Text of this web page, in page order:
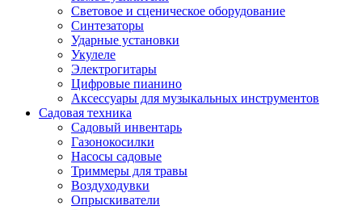
Световое и сценическое оборудование
Синтезаторы
Ударные установки
Укулеле
Электрогитары
Цифровые пианино
Аксессуары для музыкальных инструментов
Садовая техника
Садовый инвентарь
Газонокосилки
Насосы садовые
Триммеры для травы
Воздуходувки
Опрыскиватели